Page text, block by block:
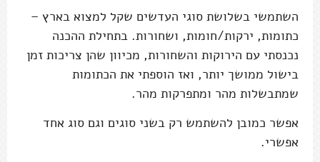
השתמשי בשלושת סוגי העדשים שקל למצוא בארץ –
כתומות, ירקות/חומות, ושחורות. בתחילת ההכנה
נכנסתי עם הירוקות והשחורות, מכיוון שהן צריכות זמן
בישול ממושך יותר, ואז הוספתי את הכתומות
שמתבשלות מהר ומתפרקות מהר.
אפשר כמובן להשתמש רק בשני סוגים וגם סוג אחד
אפשרי.